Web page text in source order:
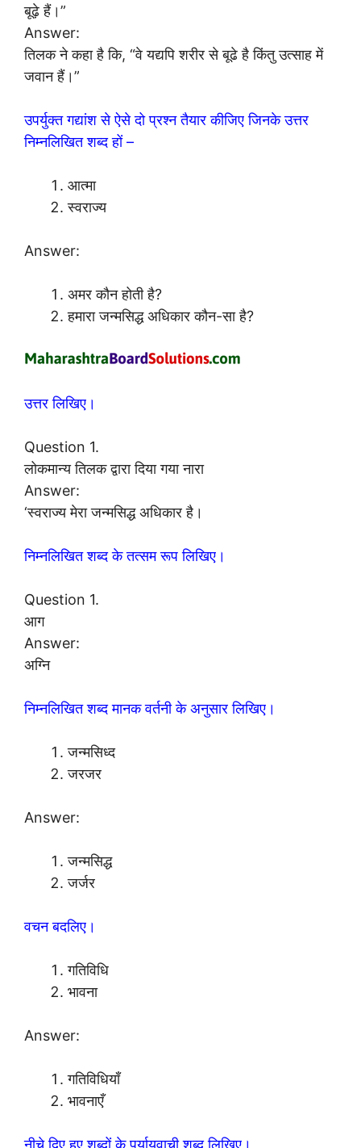
बूढ़े हैं।”
Answer:
तिलक ने कहा है कि, “वे यद्यपि शरीर से बूढे है किंतु उत्साह में
जवान हैं।”
उपर्युक्त गद्यांश से ऐसे दो प्रश्न तैयार कीजिए जिनके उत्तर
निम्नलिखित शब्द हों –
आत्मा
स्वराज्य
Answer:
अमर कौन होती है?
हमारा जन्मसिद्ध अधिकार कौन-सा है?
उत्तर लिखिए।
Question 1.
लोकमान्य तिलक द्वारा दिया गया नारा
Answer:
‘स्वराज्य मेरा जन्मसिद्ध अधिकार है।
निम्नलिखित शब्द के तत्सम रूप लिखिए।
Question 1.
आग
Answer:
अग्नि
निम्नलिखित शब्द मानक वर्तनी के अनुसार लिखिए।
जन्मसिध्द
जरजर
Answer:
जन्मसिद्ध
जर्जर
वचन बदलिए।
गतिविधि
भावना
Answer:
गतिविधियाँ
भावनाएँ
नीचे दिए हुए शब्दों के पर्यायवाची शब्द लिखिए।